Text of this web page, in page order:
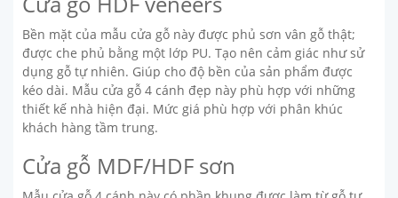
Bền mặt của mẫu cửa gỗ này được phủ sơn vân gỗ thật;
được che phủ bằng một lớp PU. Tạo nên cảm giác như sử
dụng gỗ tự nhiên. Giúp cho độ bền của sản phẩm được
kéo dài. Mẫu cửa gỗ 4 cánh đẹp này phù hợp với những
thiết kế nhà hiện đại. Mức giá phù hợp với phân khúc
khách hàng tầm trung.
Cửa gỗ MDF/HDF sơn